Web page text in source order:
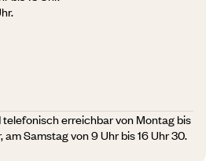
erreichbar von Montag bis
am Samstag von 9 Uhr bis 16 Uhr 30.